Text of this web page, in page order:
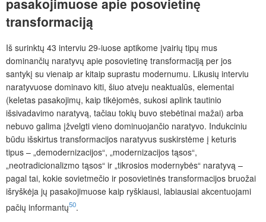
pasakojimuose apie posovietinę
transformaciją
Iš surinktų 43 interviu 29-iuose aptikome įvairių tipų mus
dominančių naratyvų apie posovietinę transformaciją per jos
santykį su vienaip ar kitaip suprastu modernumu. Likusių interviu
naratyvuose dominavo kiti, šiuo atveju neaktualūs, elementai
(keletas pasakojimų, kaip tikėjomės, sukosi aplink tautinio
išsivadavimo naratyvą, tačiau tokių buvo stebėtinai mažai) arba
nebuvo galima įžvelgti vieno dominuojančio naratyvo. Indukciniu
būdu išskirtus transformacijos naratyvus suskirstėme į keturis
tipus – „demodernizacijos“, „modernizacijos tąsos“,
„neotradicionalizmo tąsos“ ir „tikrosios modernybės“ naratyvą –
pagal tai, kokie sovietmečio ir posovietinės transformacijos bruožai
išryškėja jų pasakojimuose kaip ryškiausi, labiausiai akcentuojami
pačių informantų50.